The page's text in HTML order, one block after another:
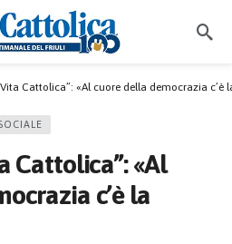
Cattolica”: «Al cuore della democrazia c’è
Cattolica”: «Al
c’è la